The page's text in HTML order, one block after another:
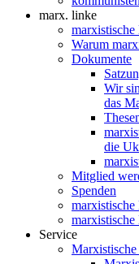
marx. linke
marxistische
Warum
Dokumente
Wir
das
die
Mitglied
Spenden
Service